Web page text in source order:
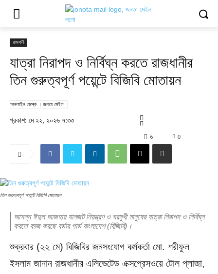
রাজধানী
যাত্রা নিরাপদ ও নির্বিঘ্ন করতে রাজধানীর
তিন গুরুত্বপূর্ণ পয়েন্টে বিজিবি মোতায়ন
অনলাইন ডেস্ক । জনতা মেইল
প্রকাশ: মে ২২, ২০২৬ ৭:৩৩
0
6
তিন গুরুত্বপূর্ণ পয়েন্টে বিজিবি মোতায়ন
আসন্ন ঈদুল আজহায় যানজট নিয়ন্ত্রণ ও ঘরমুখী মানুষের যাত্রা নিরাপদ ও নির্বিঘ্ন
করতে কাজ করছে বর্ডার গার্ড বাংলাদেশ (বিজিবি)।
শুক্রবার (২২ মে) বিজিবির জনসংযোগ কর্মকর্তা মো. শরীফুল
ইসলাম জানান রাজধানীর এলিভেটেড এক্সপ্রেসওয়ে টোল প্লাজা,